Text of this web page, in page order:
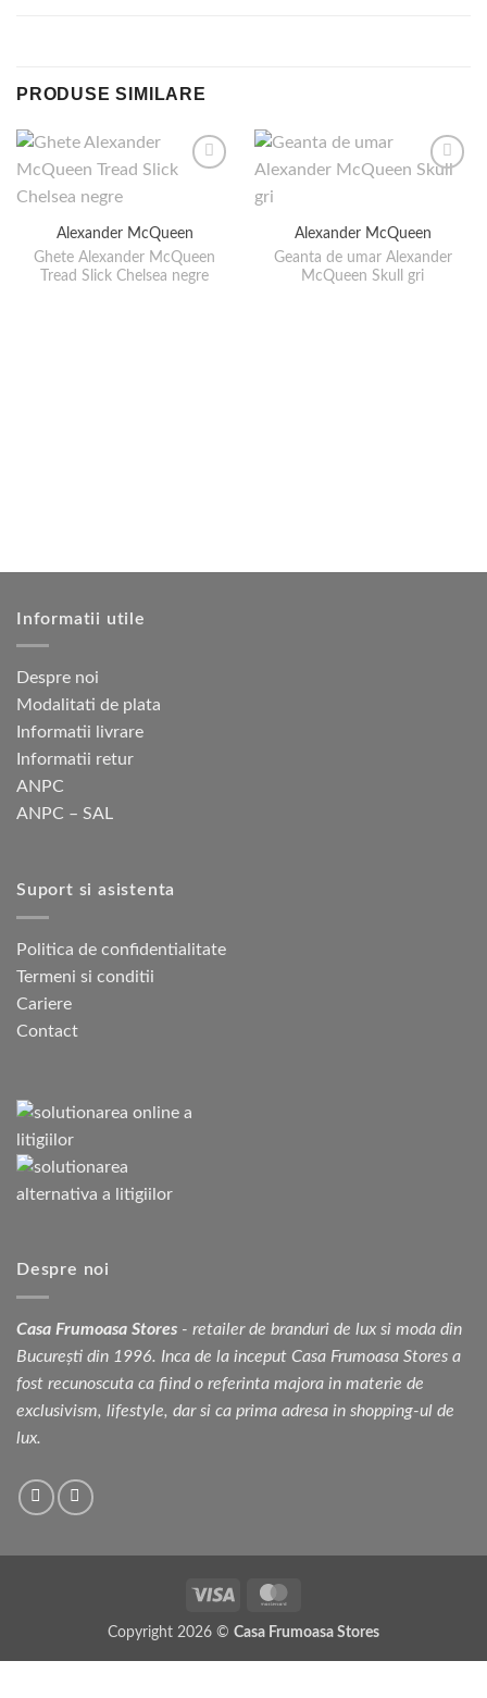
PRODUSE SIMILARE
Alexander McQueen
Ghete Alexander McQueen
Tread Slick Chelsea negre
Alexander McQueen
Geanta de umar Alexander
McQueen Skull gri
Informatii utile
Despre noi
Modalitati de plata
Informatii livrare
Informatii retur
ANPC
ANPC – SAL
Suport si asistenta
Politica de confidentialitate
Termeni si conditii
Cariere
Contact
Despre noi
Casa Frumoasa Stores - retailer de branduri de lux si moda din
București din 1996. Inca de la inceput Casa Frumoasa Stores a
fost recunoscuta ca fiind o referinta majora in materie de
exclusivism, lifestyle, dar si ca prima adresa in shopping-ul de
lux.
Visa
Copyright 2026 © Casa Frumoasa Stores